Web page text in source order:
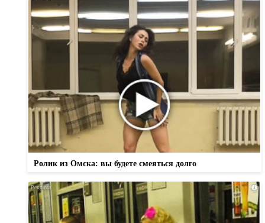
Ролик из Омска: вы будете смеяться долго
i